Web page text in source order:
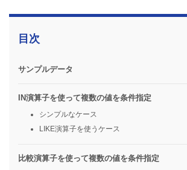
目次
サンプルデータ
IN演算子を使って複数の値を条件指定
シンプルなケース
LIKE演算子を使うケース
比較演算子を使って複数の値を条件指定